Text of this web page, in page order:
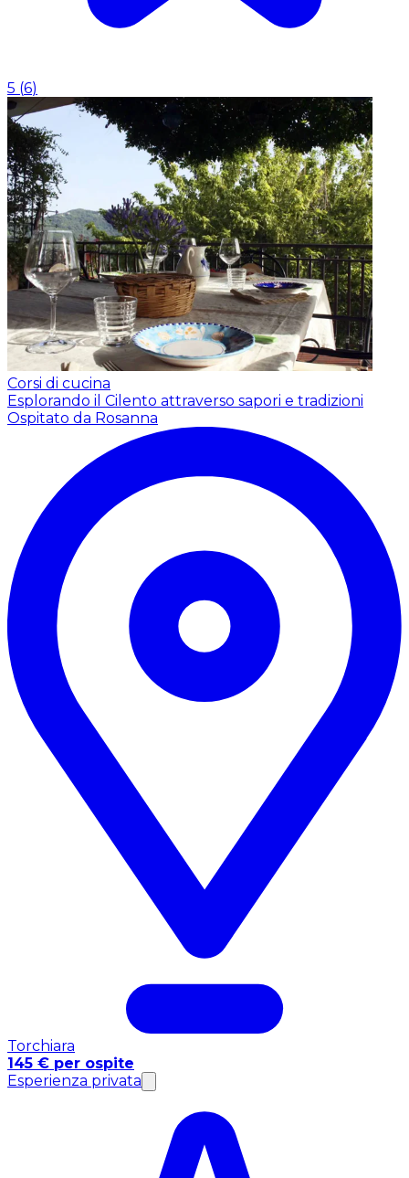
5 (6)
Corsi di cucina
Esplorando il Cilento attraverso sapori e tradizioni
Ospitato da Rosanna
Torchiara
145 € per ospite
Esperienza privata